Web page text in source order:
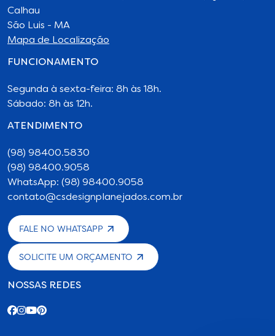
Calhau
São Luis - MA
Mapa de Localização
FUNCIONAMENTO
Segunda à sexta-feira: 8h às 18h.
Sábado: 8h às 12h.
ATENDIMENTO
(98) 98400.5830
(98) 98400.9058
WhatsApp: (98) 98400.9058
contato@csdesignplanejados.com.br
FALE NO WHATSAPP
SOLICITE UM ORÇAMENTO
NOSSAS REDES